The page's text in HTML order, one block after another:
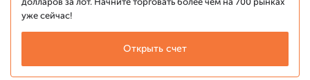
уже сейчас!
Открыть счет